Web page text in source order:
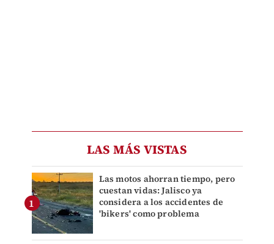
LAS MÁS VISTAS
Las motos ahorran tiempo, pero
cuestan vidas: Jalisco ya
considera a los accidentes de
'bikers' como problema